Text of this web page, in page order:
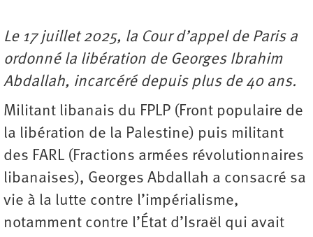
Le 17 juillet 2025, la Cour d’appel de Paris a
ordonné la libération de Georges Ibrahim
Abdallah, incarcéré depuis plus de 40 ans.
Militant libanais du FPLP (Front populaire de
la libération de la Palestine) puis militant
des FARL (Fractions armées révolutionnaires
libanaises), Georges Abdallah a consacré sa
vie à la lutte contre l’impérialisme,
notamment contre l’État d’Israël qui avait